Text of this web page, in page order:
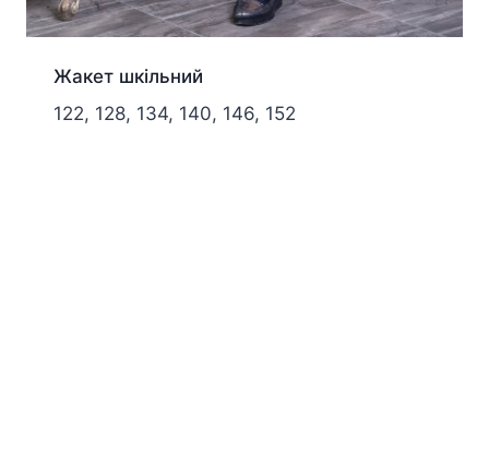
Жакет шкільний
122, 128, 134, 140, 146, 152